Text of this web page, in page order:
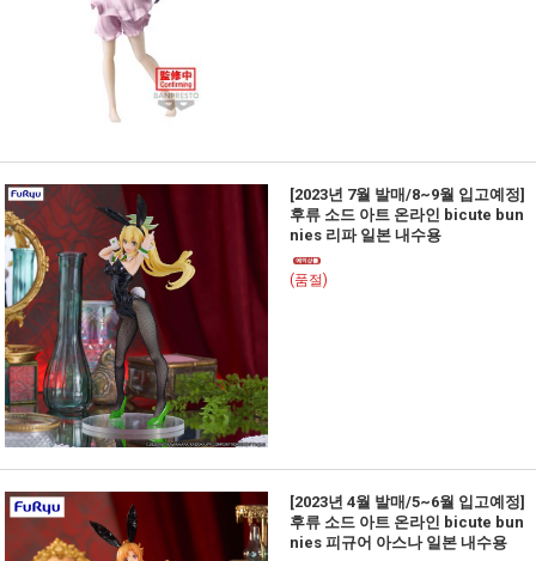
[2023년 7월 발매/8~9월 입고예정]
후류 소드 아트 온라인 bicute bun
nies 리파 일본 내수용
(품절)
[2023년 4월 발매/5~6월 입고예정]
후류 소드 아트 온라인 bicute bun
nies 피규어 아스나 일본 내수용